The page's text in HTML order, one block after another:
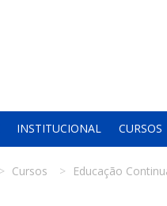
INSTITUCIONAL CURSOS
Cursos Educação